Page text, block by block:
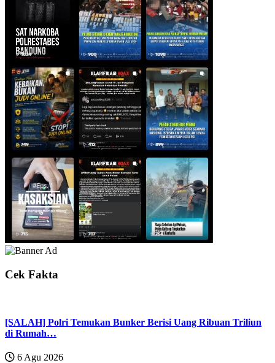
Cek Fakta
[SALAH] Polri Temukan Bunker Berisi Uang Ribuan Triliun
di Rumah…
6 Agu 2026